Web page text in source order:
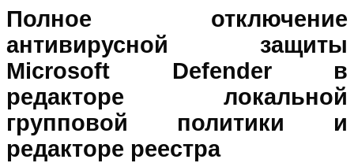
Полное отключение
антивирусной защиты
Microsoft Defender в
редакторе локальной
групповой политики и
редакторе реестра